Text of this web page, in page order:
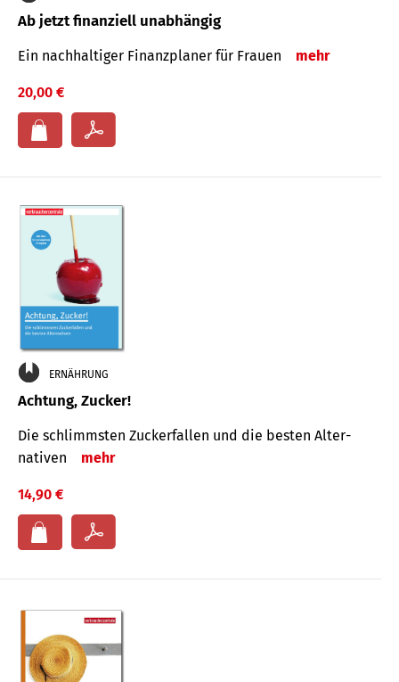
Ab jetzt finanziell unabhängig
Ein nachhaltiger Finanzplaner für Frauen mehr
20,00 €
ERNÄHRUNG
Achtung, Zucker!
Die schlimmsten Zucker­fallen und die besten Alter­
nativen
mehr
14,90 €